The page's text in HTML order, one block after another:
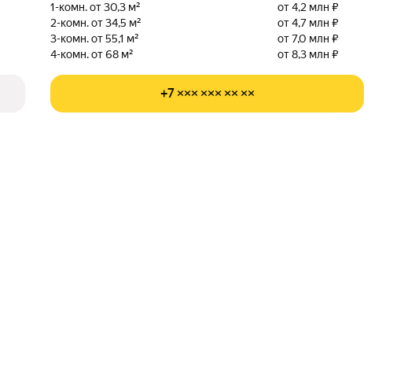
1-комн. от 30,3 м²
от 4,2 млн ₽
2-комн. от 34,5 м²
от 4,7 млн ₽
3-комн. от 55,1 м²
от 7,0 млн ₽
4-комн. от 68 м²
от 8,3 млн ₽
+7 ××× ××× ×× ××